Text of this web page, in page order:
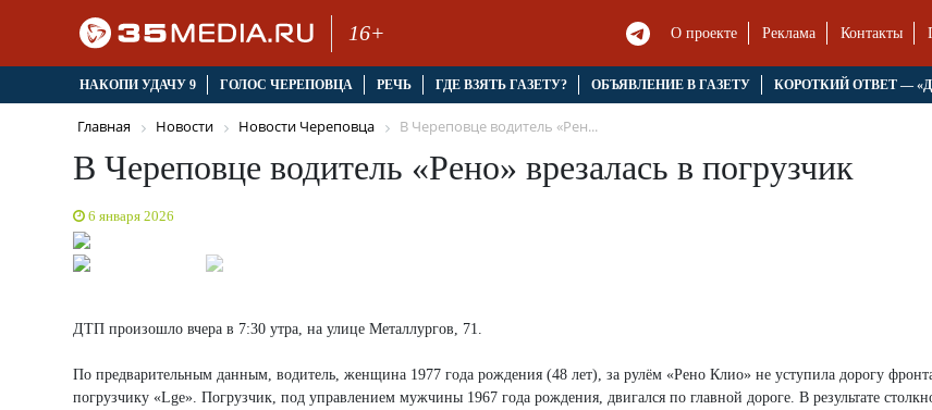
16+ О проекте Реклама Контакты
НАКОПИ УДАЧУ 9 ГОЛОС ЧЕРЕПОВЦА РЕЧЬ ГДЕ ВЗЯТЬ ГАЗЕТУ? ОБЪЯВЛЕНИЕ В ГАЗЕТУ КОРОТКИЙ ОТВЕТ —
Главная Новости Новости Череповца В Череповце водитель «Рен...
В Череповце водитель «Рено» врезалась в погрузчик
6 января 2026
ДТП произошло вчера в 7:30 утра, на улице Металлургов, 71.
По предварительным данным, водитель, женщина 1977 года рождения (48 лет), за рулём «Рено Клио» не уступила дорогу
погрузчику «Lge». Погрузчик, под управлением мужчины 1967 года рождения, двигался по главной дороге. В результате